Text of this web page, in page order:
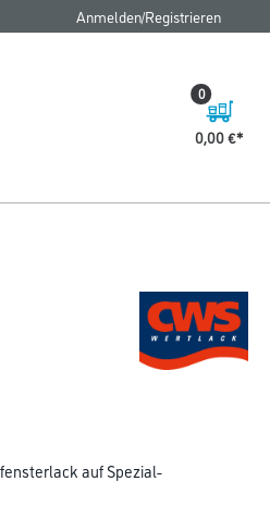
Anmelden/Registrieren
0,00 €
0
auf Spezial-